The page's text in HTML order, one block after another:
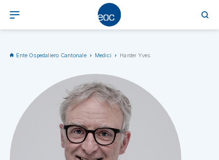
Ente Ospedaliero Cantonale Medici Harder Yves